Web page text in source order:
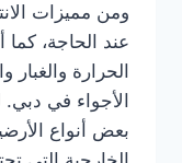
ومن مميزات
عند الحاجة، كما
الحرارة
الأجواء في
بعض أنواع